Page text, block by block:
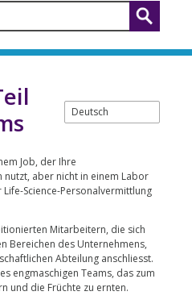
Job, der Ihre
nutzt, aber nicht in einem Labor
Science-Personalvermittlung
Mitarbeitern, die sich
Bereichen des Unternehmens,
Abteilung anschliesst.
engmaschigen Teams, das zum
und die Früchte zu ernten.